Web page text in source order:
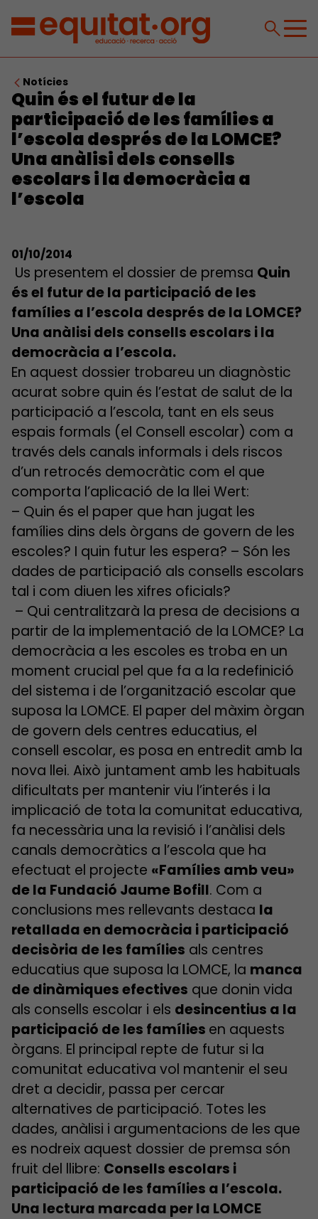
Notícies
Quin és el futur de la
participació de les famílies a
l’escola després de la LOMCE?
Una anàlisi dels consells
escolars i la democràcia a
l’escola
01/10/2014
Us presentem el dossier de premsa Quin
és el futur de la participació de les
famílies a l’escola després de la LOMCE?
Una anàlisi dels consells escolars i la
democràcia a l’escola.
En aquest dossier trobareu un diagnòstic
acurat sobre quin és l’estat de salut de la
participació a l’escola, tant en els seus
espais formals (el Consell escolar) com a
través dels canals informals i dels riscos
d’un retrocés democràtic com el que
comporta l’aplicació de la llei Wert:
– Quin és el paper que han jugat les
famílies dins dels òrgans de govern de les
escoles? I quin futur les espera? – Són les
dades de participació als consells escolars
tal i com diuen les xifres oficials?
– Qui centralitzarà la presa de decisions a
partir de la implementació de la LOMCE? La
democràcia a les escoles es troba en un
moment crucial pel que fa a la redefinició
del sistema i de l’organització escolar que
suposa la LOMCE. El paper del màxim òrgan
de govern dels centres educatius, el
consell escolar, es posa en entredit amb la
nova llei. Això juntament amb les habituals
dificultats per mantenir viu l’interés i la
implicació de tota la comunitat educativa,
fa necessària una la revisió i l’anàlisi dels
canals democràtics a l’escola que ha
efectuat el projecte «Famílies amb veu»
de la Fundació Jaume Bofill. Com a
conclusions mes rellevants destaca la
retallada en democràcia i participació
decisòria de les famílies als centres
educatius que suposa la LOMCE, la manca
de dinàmiques efectives que donin vida
als consells escolar i els desincentius a la
participació de les famílies en aquests
òrgans. El principal repte de futur si la
comunitat educativa vol mantenir el seu
dret a decidir, passa per cercar
alternatives de participació. Totes les
dades, anàlisi i argumentacions de les que
es nodreix aquest dossier de premsa són
fruit del llibre: Consells escolars i
participació de les famílies a l’escola.
Una lectura marcada per la LOMCE